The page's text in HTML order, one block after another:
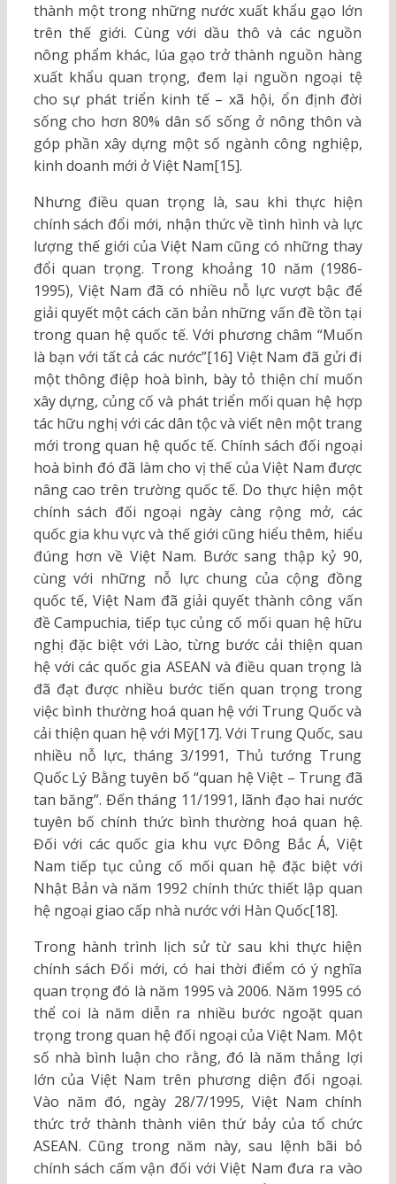
thành một trong những nước xuất khẩu gạo lớn
trên thế giới. Cùng với dầu thô và các nguồn
nông phẩm khác, lúa gạo trở thành nguồn hàng
xuất khẩu quan trọng, đem lại nguồn ngoại tệ
cho sự phát triển kinh tế – xã hội, ổn định đời
sống cho hơn 80% dân số sống ở nông thôn và
góp phần xây dựng một số ngành công nghiệp,
kinh doanh mới ở Việt Nam[15].
Nhưng điều quan trọng là, sau khi thực hiện
chính sách đổi mới, nhận thức về tình hình và lực
lượng thế giới của Việt Nam cũng có những thay
đổi quan trọng. Trong khoảng 10 năm (1986-
1995), Việt Nam đã có nhiều nỗ lực vượt bậc để
giải quyết một cách căn bản những vấn đề tồn tại
trong quan hệ quốc tế. Với phương châm “Muốn
là bạn với tất cả các nước”[16] Việt Nam đã gửi đi
một thông điệp hoà bình, bày tỏ thiện chí muốn
xây dựng, củng cố và phát triển mối quan hệ hợp
tác hữu nghị với các dân tộc và viết nên một trang
mới trong quan hệ quốc tế. Chính sách đối ngoại
hoà bình đó đã làm cho vị thế của Việt Nam được
nâng cao trên trường quốc tế. Do thực hiện một
chính sách đối ngoại ngày càng rộng mở, các
quốc gia khu vực và thế giới cũng hiểu thêm, hiểu
đúng hơn về Việt Nam. Bước sang thập kỷ 90,
cùng với những nỗ lực chung của cộng đồng
quốc tế, Việt Nam đã giải quyết thành công vấn
đề Campuchia, tiếp tục củng cố mối quan hệ hữu
nghị đặc biệt với Lào, từng bước cải thiện quan
hệ với các quốc gia ASEAN và điều quan trọng là
đã đạt được nhiều bước tiến quan trọng trong
việc bình thường hoá quan hệ với Trung Quốc và
cải thiện quan hệ với Mỹ[17]. Với Trung Quốc, sau
nhiều nỗ lực, tháng 3/1991, Thủ tướng Trung
Quốc Lý Bằng tuyên bố “quan hệ Việt – Trung đã
tan băng”. Đến tháng 11/1991, lãnh đạo hai nước
tuyên bố chính thức bình thường hoá quan hệ.
Đối với các quốc gia khu vực Đông Bắc Á, Việt
Nam tiếp tục củng cố mối quan hệ đặc biệt với
Nhật Bản và năm 1992 chính thức thiết lập quan
hệ ngoại giao cấp nhà nước với Hàn Quốc[18].
Trong hành trình lịch sử từ sau khi thực hiện
chính sách Đổi mới, có hai thời điểm có ý nghĩa
quan trọng đó là năm 1995 và 2006. Năm 1995 có
thể coi là năm diễn ra nhiều bước ngoặt quan
trọng trong quan hệ đối ngoại của Việt Nam. Một
số nhà bình luận cho rằng, đó là năm thắng lợi
lớn của Việt Nam trên phương diện đối ngoại.
Vào năm đó, ngày 28/7/1995, Việt Nam chính
thức trở thành thành viên thứ bảy của tổ chức
ASEAN. Cũng trong năm này, sau lệnh bãi bỏ
chính sách cấm vận đối với Việt Nam đưa ra vào